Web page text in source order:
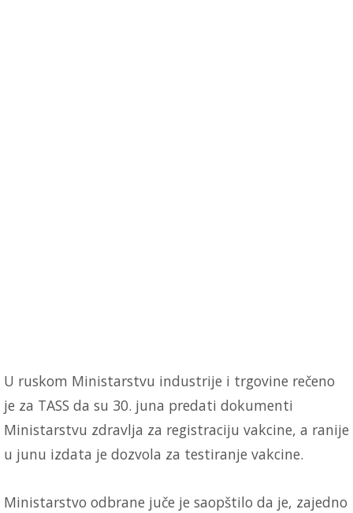
U ruskom Ministarstvu industrije i trgovine rečeno
je za TASS da su 30. juna predati dokumenti
Ministarstvu zdravlja za registraciju vakcine, a ranije
u junu izdata je dozvola za testiranje vakcine.
Ministarstvo odbrane juče je saopštilo da je, zajedno